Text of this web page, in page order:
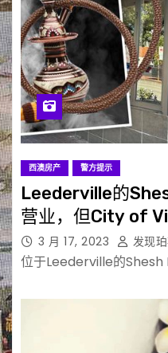
西澳房产 警方提示
Leederville的
营业，但City of
3 月 17, 2023 发现
位于Leederville的Shesh